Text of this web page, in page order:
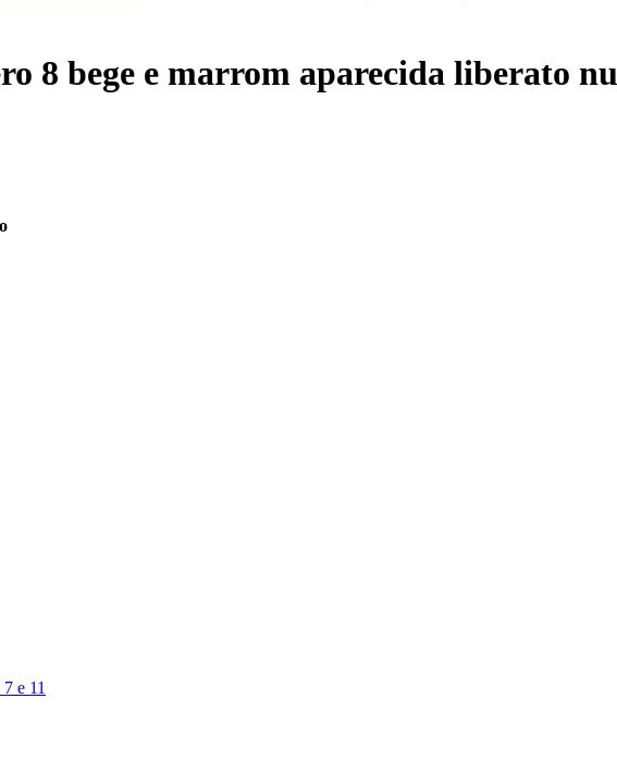
8 bege e marrom aparecida liberato
e 11